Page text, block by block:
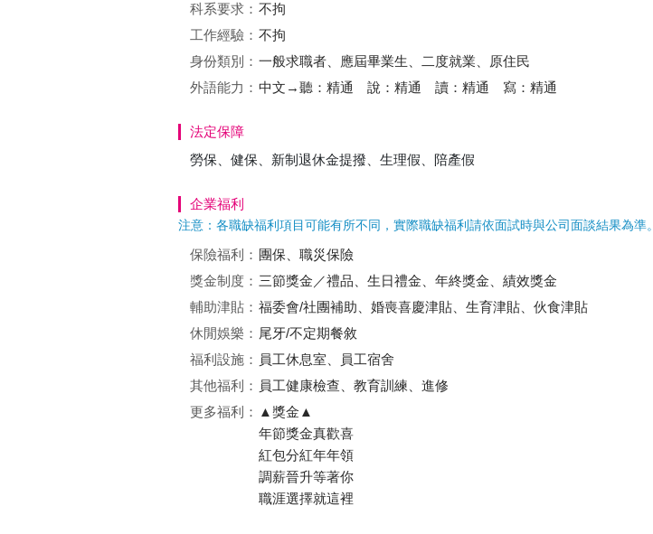
科系要求： 不拘
工作經驗： 不拘
身份類別： 一般求職者、應屆畢業生、二度就業、原住民
外語能力： 中文→聽：精通 說：精通 讀：精通 寫：精通
法定保障
勞保、健保、新制退休金提撥、生理假、陪產假
企業福利
注意：各職缺福利項目可能有所不同，實際職缺福利請依面試時與公司面談結果為準。
保險福利： 團保、職災保險
獎金制度： 三節獎金／禮品、生日禮金、年終獎金、績效獎金
輔助津貼： 福委會/社團補助、婚喪喜慶津貼、生育津貼、伙食津貼
休閒娛樂： 尾牙/不定期餐敘
福利設施： 員工休息室、員工宿舍
其他福利： 員工健康檢查、教育訓練、進修
更多福利： ▲獎金▲
年節獎金真歡喜
紅包分紅年年領
調薪晉升等著你
職涯選擇就這裡